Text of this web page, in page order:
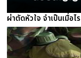
ผ่าตัดหัวใจ จำเป็นเมื่อ